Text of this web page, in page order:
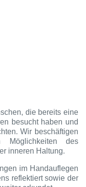
die bereits eine
besucht haben und
Wir beschäftigen
Möglichkeiten des
inneren Haltung.
im Handauflegen
reflektiert sowie der